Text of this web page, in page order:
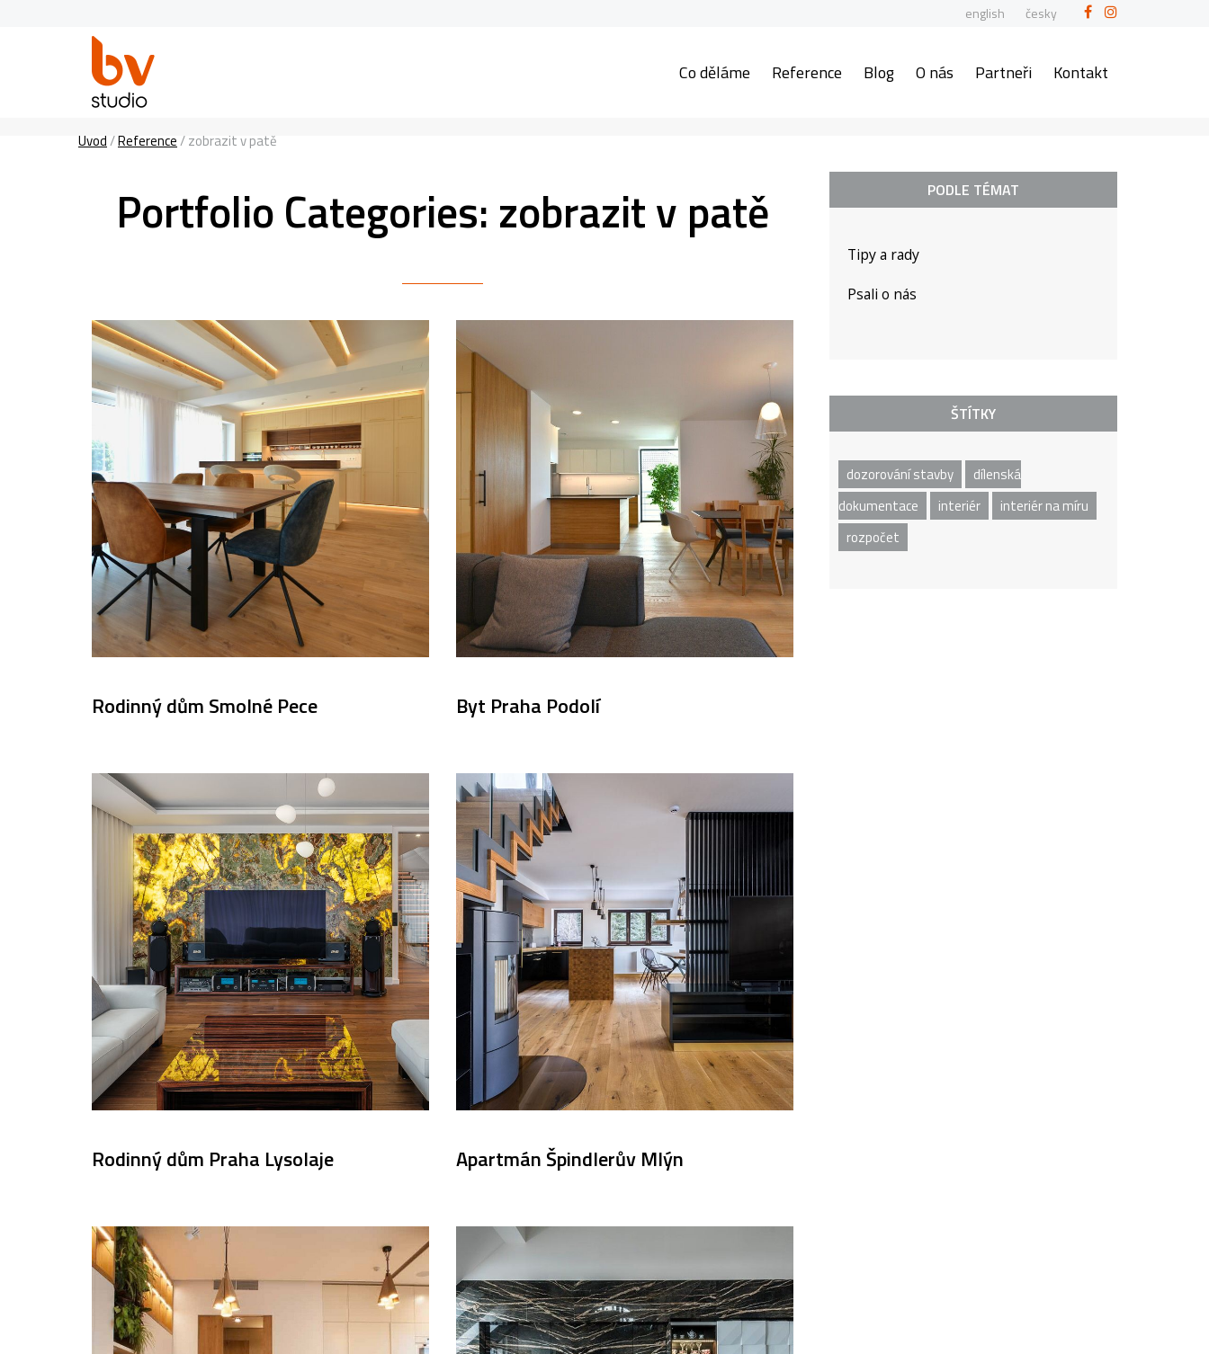
english česky
Co děláme Reference Blog O nás Partneři Kontakt
Úvod/Reference/zobrazit v patě
Portfolio Categories: zobrazit v patě
Rodinný dům Smolné Pece Byt Praha Podolí
Rodinný dům Praha Lysolaje Apartmán Špindlerův Mlýn
PODLE TÉMAT
Tipy a rady
Psali o nás
ŠTÍTKY
dozorování stavby
dílenská
dokumentace
interiér
interiér na míru
rozpočet